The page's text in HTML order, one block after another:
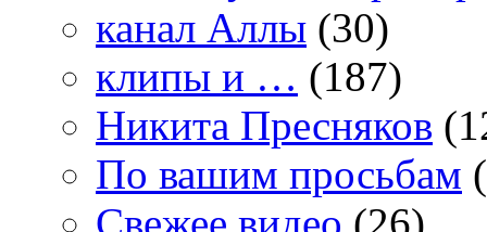
канал Аллы (30)
клипы и … (187)
Никита Пресняков
По вашим просьбам
Свежее видео (26)